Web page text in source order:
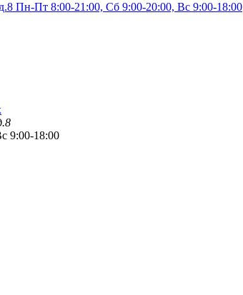
Пн-Пт 8:00-21:00, Сб 9:00-20:00, Вс 9:00-18:00
9:00-18:00